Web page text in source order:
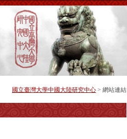
國立臺灣大學中國大陸研究中心 > 網站連結